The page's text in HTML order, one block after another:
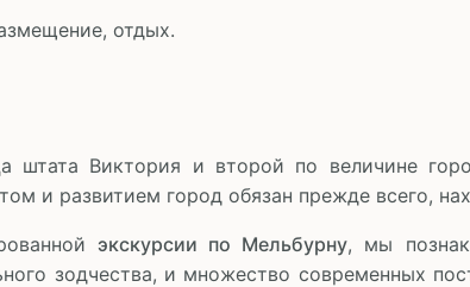
отдых.
штата Виктория и второй по величине
и развитием город обязан прежде всего,
экскурсии по Мельбурну, мы
зодчества, и множество современных